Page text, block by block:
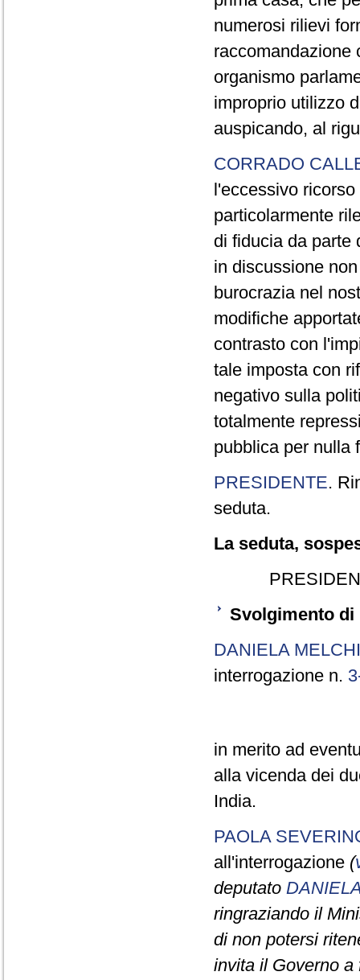
numerosi rilievi
raccomandazione
organismo
improprio utilizzo
auspicando, al
CORRADO
l'eccessivo
particolarmente
di fiducia da parte
in discussione
burocrazia nel
modifiche
contrasto con
tale imposta con
negativo sulla
totalmente
pubblica per nulla
PRESIDENTE.
seduta.
La seduta,
Svolgimento
DANIELA
interrogazione n.
in merito ad
alla vicenda dei
India.
PAOLA
all'interrogazione (
deputato
ringraziando il
di non potersi
invita il Governo